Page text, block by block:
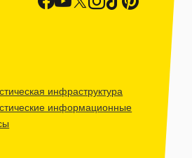
инфраструктура
информационные